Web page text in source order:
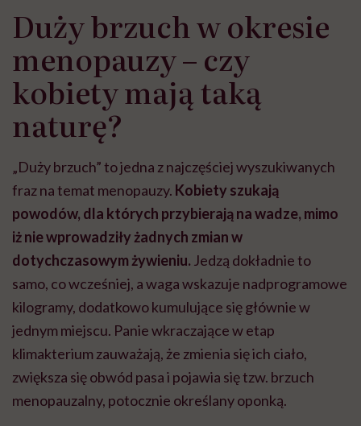
Duży brzuch w okresie
menopauzy – czy
kobiety mają taką
naturę?
„Duży brzuch” to jedna z najczęściej wyszukiwanych
fraz na temat menopauzy. Kobiety szukają
powodów, dla których przybierają na wadze, mimo
iż nie wprowadziły żadnych zmian w
dotychczasowym żywieniu. Jedzą dokładnie to
samo, co wcześniej, a waga wskazuje nadprogramowe
kilogramy, dodatkowo kumulujące się głównie w
jednym miejscu. Panie wkraczające w etap
klimakterium zauważają, że zmienia się ich ciało,
zwiększa się obwód pasa i pojawia się tzw. brzuch
menopauzalny, potocznie określany oponką.